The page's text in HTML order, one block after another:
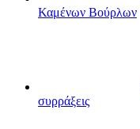
Καμένων Βούρλων
συρράξεις